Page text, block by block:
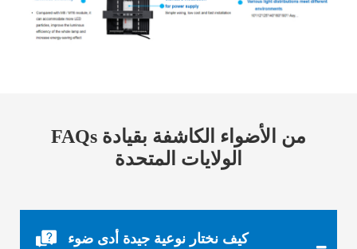
FAQs من الأضواء الكاشفة بقيادة
الولايات المتحدة
كيف نختار نوعية جيدة أدى ضوء